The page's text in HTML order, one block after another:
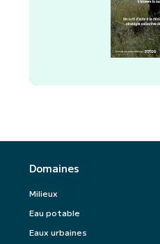
Domaines
Milieux
Eau potable
Eaux urbaines